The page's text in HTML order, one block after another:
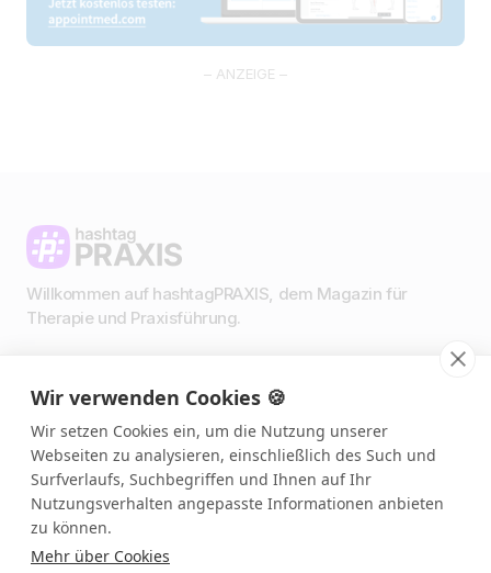
– ANZEIGE –
Willkommen auf hashtagPRAXIS, dem Magazin für
Therapie und Praxisführung.
Impressum & Datenschutz
AGBs
Presse & Medien
Podcast 🎙️
Link in Bio
Wir verwenden Cookies 🍪
Wir setzen Cookies ein, um die Nutzung unserer
Webseiten zu analysieren, einschließlich des Such und
Surfverlaufs, Suchbegriffen und Ihnen auf Ihr
Nutzungsverhalten angepasste Informationen anbieten
zu können.
Mehr über Cookies